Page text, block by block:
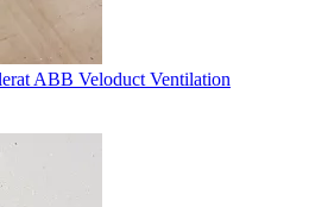
ABB Veloduct Ventilation